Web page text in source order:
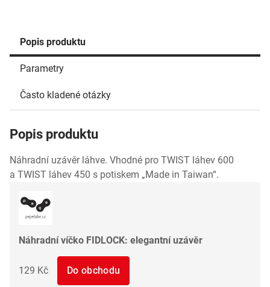
Popis produktu
Parametry
Často kladené otázky
Popis produktu
Náhradní uzávěr láhve. Vhodné pro TWIST láhev 600
a TWIST láhev 450 s potiskem „Made in Taiwan“.
Náhradní víčko FIDLOCK: elegantní uzávěr
129 Kč Do obchodu